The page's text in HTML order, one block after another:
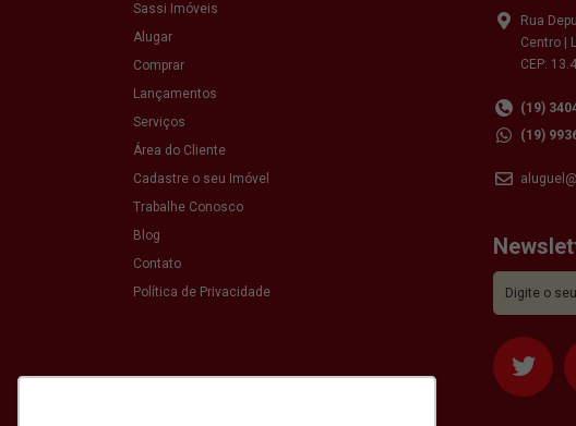
Sassi Imóveis
Alugar
Comprar
Lançamentos
Serviços
Área do Cliente
Cadastre o seu Imóvel
Trabalhe Conosco
Blog
Contato
Política de Privacidade
Rua
Centro |
CEP:
(19)
(19)